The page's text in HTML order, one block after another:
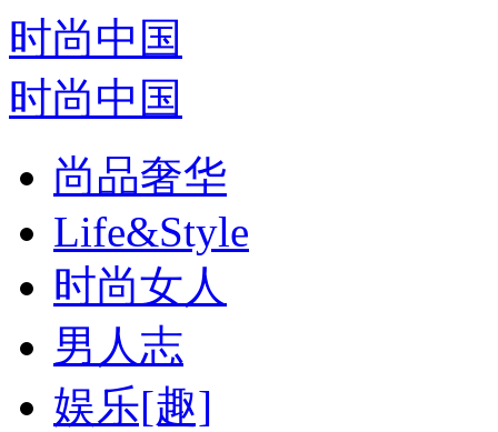
时尚中国
时尚中国
尚品奢华
Life&Style
时尚女人
男人志
娱乐[趣]